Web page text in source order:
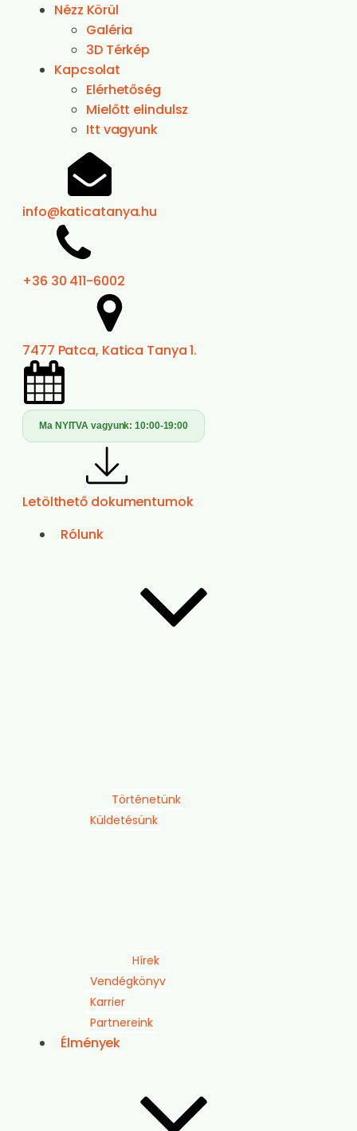
Nézz Körül
Galéria
3D Térkép
Kapcsolat
Elérhetőség
Mielőtt elindulsz
Itt vagyunk
info@katicatanya.hu
+36 30 411-6002
7477 Patca, Katica Tanya 1.
Ma NYITVA vagyunk:10:00-19:00
Letölthető dokumentumok
Rólunk
Történetünk
Küldetésünk
Hírek
Vendégkönyv
Karrier
Partnereink
Élmények